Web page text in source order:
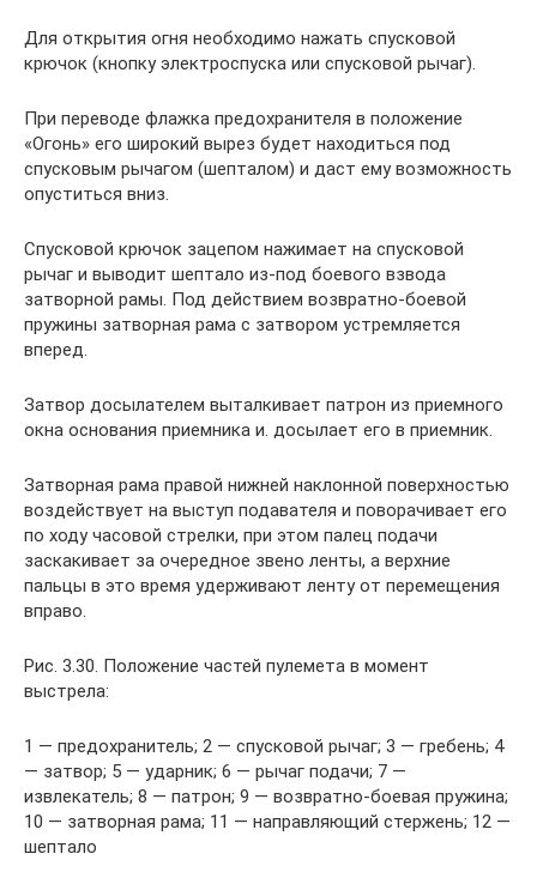
Для открытия огня необходимо нажать спусковой
крючок (кнопку электроспуска или спусковой рычаг).
При переводе флажка предохранителя в положение
«Огонь» его широкий вырез будет находиться под
спусковым рычагом (шепталом) и даст ему возможность
опуститься вниз.
Спусковой крючок зацепом нажимает на спусковой
рычаг и выводит шептало из-под боевого взвода
затворной рамы. Под действием возвратно-боевой
пружины затворная рама с затвором устремляется
вперед.
Затвор досылателем выталкивает патрон из приемного
окна основания приемника и. досылает его в приемник.
Затворная рама правой нижней наклонной поверхностью
воздействует на выступ подавателя и поворачивает его
по ходу часовой стрелки, при этом палец подачи
заскакивает за очередное звено ленты, а верхние
пальцы в это время удерживают ленту от перемещения
вправо.
Рис. 3.30. Положение частей пулемета в момент
выстрела:
1 — предохранитель; 2 — спусковой рычаг; 3 — гребень; 4
— затвор; 5 — ударник; 6 — рычаг подачи; 7 —
извлекатель; 8 — патрон; 9 — возвратно-боевая пружина;
10 — затворная рама; 11 — направляющий стержень; 12 —
шептало